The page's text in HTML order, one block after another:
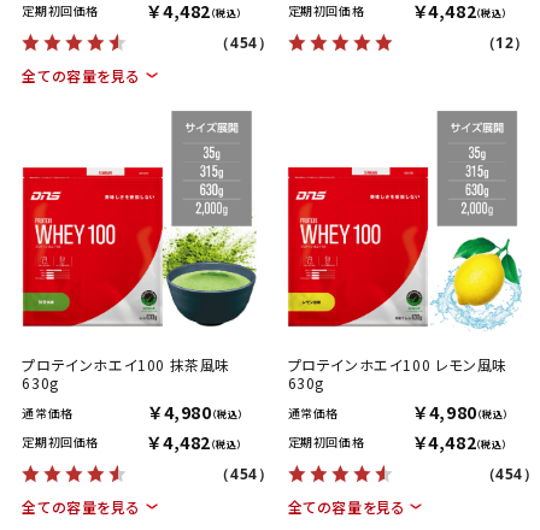
定期初回価格 ￥4,482（税込）
（454）
全ての容量を見る
定期初回価格 ￥4,482（税込）
（12）
プロテインホエイ100 抹茶風味
630g
通常価格 ￥4,980（税込）
定期初回価格 ￥4,482（税込）
（454）
全ての容量を見る
プロテインホエイ100 レモン風味
630g
通常価格 ￥4,980（税込）
定期初回価格 ￥4,482（税込）
（454）
全ての容量を見る